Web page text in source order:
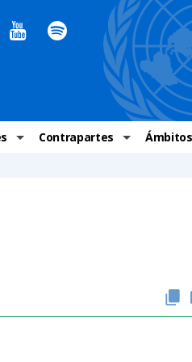
Contrapartes
OSC de derechos humanos